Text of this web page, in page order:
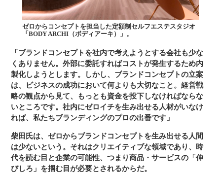
ゼロからコンセプトを担当した定額制セルフエステスタジオ
「BODY ARCHI（ボディアーキ）」。
「ブランドコンセプトを社内で考えようとする会社も少な
くありません。外部に委託すればコストが発生するため内
製化しようとします。しかし、ブランドコンセプトの立案
は、ビジネスの成功において何よりも大切なこと。経営戦
略の観点から見て、もっとも資金を投下しなければならな
いところです。社内にゼロイチを生み出せる人材がいなけ
れば、私たちブランディングのプロの出番です」
柴田氏は、ゼロからブランドコンセプトを生み出せる人間
は少ないという。それはクリエイティブな領域であり、時
代を読む目と企業の可能性、つまり商品・サービスの「伸
びしろ」を掴む目が必要とされるからだ。